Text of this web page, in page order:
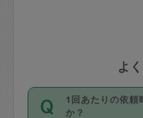
よ
1回あたりの依頼
か？